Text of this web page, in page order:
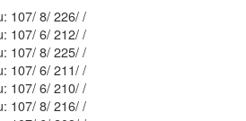
Mblu: 107/ 8/ 226/ /
Mblu: 107/ 6/ 212/ /
Mblu: 107/ 8/ 225/ /
Mblu: 107/ 6/ 211/ /
Mblu: 107/ 6/ 210/ /
Mblu: 107/ 8/ 216/ /